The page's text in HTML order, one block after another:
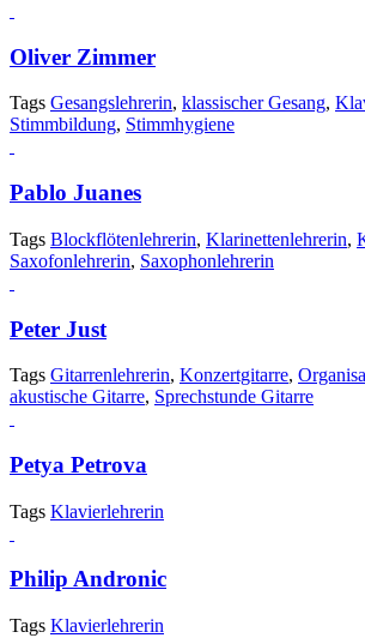
Oliver Zimmer
Tags Gesangslehrerin, klassischer Gesang,
Stimmbildung, Stimmhygiene
Pablo Juanes
Tags Blockflötenlehrerin, Klarinettenlehrerin,
Saxofonlehrerin, Saxophonlehrerin
Peter Just
Tags Gitarrenlehrerin, Konzertgitarre,
akustische Gitarre, Sprechstunde Gitarre
Petya Petrova
Tags Klavierlehrerin
Philip Andronic
Tags Klavierlehrerin